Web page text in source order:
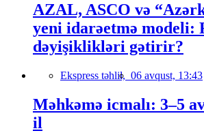
AZAL, ASCO və
yeni idarəetmə modeli:
dəyişiklikləri gətirir?
Ekspress təhlil, 06 avqust, 13:43
Məhkəmə icmalı: 3–5
il